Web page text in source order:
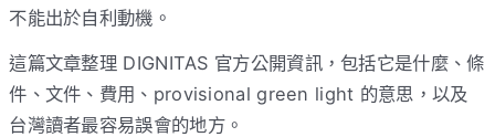
不能出於自利動機。
這篇文章整理 DIGNITAS 官方公開資訊，包括它是什麼、條
件、文件、費用、provisional green light 的意思，以及
台灣讀者最容易誤會的地方。